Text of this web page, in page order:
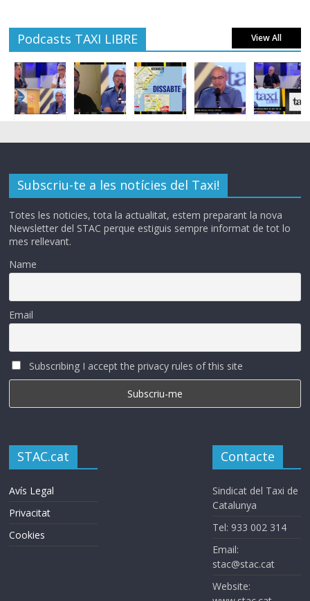
Podcasts TAXI LIBRE View All
Subscriu-te a les notícies del Taxi!
Totes les noticies, tota la actualitat, estem preparant la nova
Newsletter del STAC perque estiguis sempre informat de tot lo
mes rellevant.
Name
Email
Subscribing I accept the privacy rules of this site
STAC.cat
Avís Legal
Privacitat
Cookies
Contacte
Sindicat del Taxi de
Catalunya
Tel: 933 002 314
Email:
stac@stac.cat
Website: